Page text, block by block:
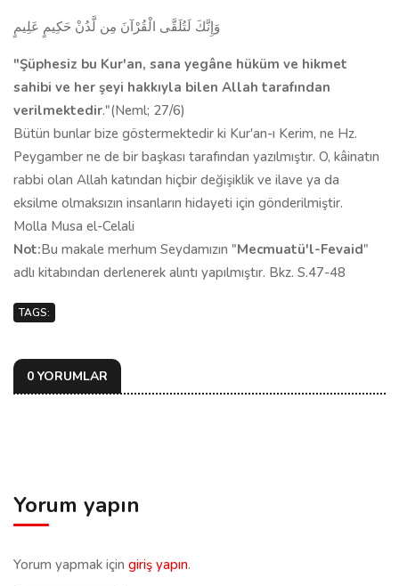
وَإِنَّكَ لَتُلَقَّى الْقُرْآنَ مِن لَّدُنْ حَكِيمٍ عَلِيمٍ
"Şüphesiz bu Kur'an, sana yegâne hüküm ve hikmet
sahibi ve her şeyi hakkıyla bilen Allah tarafından
verilmektedir."(Neml; 27/6)
Bütün bunlar bize göstermektedir ki Kur'an-ı Kerim, ne Hz.
Peygamber ne de bir başkası tarafından yazılmıştır. O, kâinatın
rabbi olan Allah katından hiçbir değişiklik ve ilave ya da
eksilme olmaksızın insanların hidayeti için gönderilmiştir.
Molla Musa el-Celali
Not:Bu makale merhum Seydamızın "Mecmuatü'l-Fevaid"
adlı kitabından derlenerek alıntı yapılmıştır. Bkz. S.47-48
TAGS:
0 YORUMLAR
Yorum yapın
Yorum yapmak için giriş yapın.